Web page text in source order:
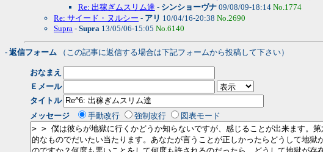
Re: 出稼ぎムスリム達 - シンショーヴナ 09/08/09-18:14 No.1774
Re: サイード・ヌルシー - アリ 10/04/16-20:38 No.2690
Supra - Supra 13/05/06-15:05 No.6140
- 返信フォーム （この記事に返信する場合は下記フォームから投稿して下さい）
おなまえ
Ｅメール
タイトル
メッセージ
手動改行 強制改行 図表モード